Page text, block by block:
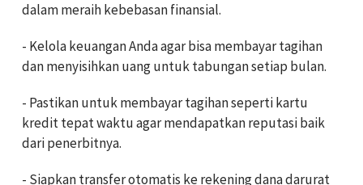
dalam meraih kebebasan finansial.
- Kelola keuangan Anda agar bisa membayar tagihan
dan menyisihkan uang untuk tabungan setiap bulan.
- Pastikan untuk membayar tagihan seperti kartu
kredit tepat waktu agar mendapatkan reputasi baik
dari penerbitnya.
- Siapkan transfer otomatis ke rekening dana darurat